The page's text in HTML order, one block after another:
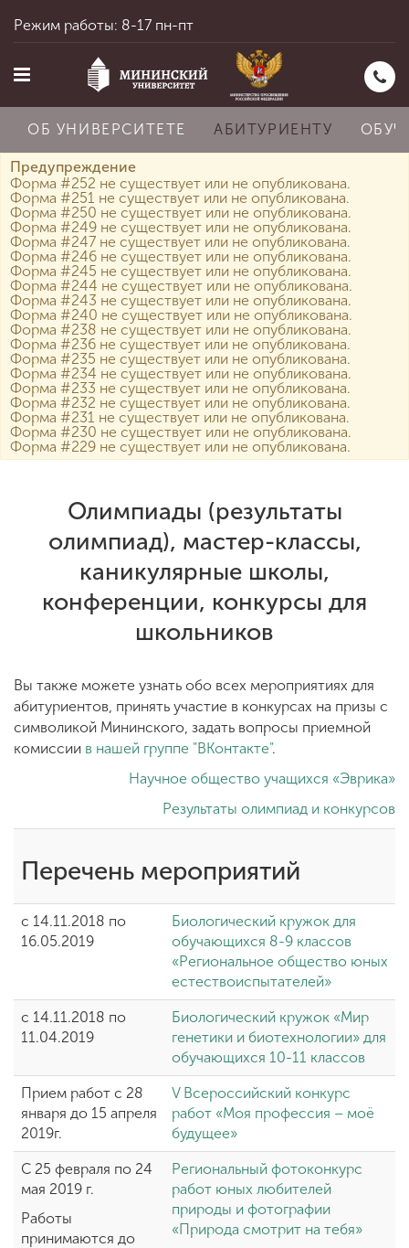
Главная
Об университете
Абитуриенту
Обучение
Международная
деятельность
Другие виды
деятельности
Студенческая жизнь
Сведения об
образовательной
организации
ENG SPN CHI
+7 (831) 262-26-20
Режим работы: 8-17 пн-пт
ОБ УНИВЕРСИТЕТЕ АБИТУРИЕНТУ
Предупреждение
Форма #252 не существует или не опубликована.
Форма #251 не существует или не опубликована.
Форма #250 не существует или не опубликована.
Форма #249 не существует или не опубликована.
Форма #247 не существует или не опубликована.
Форма #246 не существует или не опубликована.
Форма #245 не существует или не опубликована.
Форма #244 не существует или не опубликована.
Форма #243 не существует или не опубликована.
Форма #240 не существует или не опубликована.
Форма #238 не существует или не опубликована.
Форма #236 не существует или не опубликована.
Форма #235 не существует или не опубликована.
Форма #234 не существует или не опубликована.
Форма #233 не существует или не опубликована.
Форма #232 не существует или не опубликована.
Форма #231 не существует или не опубликована.
Форма #230 не существует или не опубликована.
Форма #229 не существует или не опубликована.
Олимпиады (результаты
олимпиад), мастер-классы,
каникулярные школы,
конференции, конкурсы для
школьников
Вы также можете узнать обо всех мероприятиях для
абитуриентов, принять участие в конкурсах на призы с
символикой Мининского, задать вопросы приемной
комиссии в нашей группе "ВКонтакте".
Научное общество учащихся «Эврика»
Результаты олимпиад и конкурсов
Перечень мероприятий
с 14.11.2018 по
16.05.2019
Биологический кружок для
обучающихся 8-9 классов
«Региональное общество юных
естествоиспытателей»
с 14.11.2018 по
11.04.2019
Биологический кружок «Мир
генетики и биотехнологии» для
обучающихся 10-11 классов
Прием работ с 28
января до 15 апреля
2019г.
V Всероссийский конкурс
работ «Моя профессия – моё
будущее»
С 25 февраля по 24
мая 2019 г.
Работы
принимаются до
Региональный фотоконкурс
работ юных любителей
природы и фотографии
«Природа смотрит на тебя»